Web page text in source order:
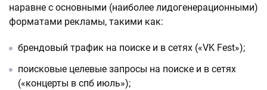
наравне с основными (наиболее лидогенерационными)
форматами рекламы, такими как:
брендовый трафик на поиске и в сетях («VK Fest»);
поисковые целевые запросы на поиске и в сетях
(«концерты в спб июль»);